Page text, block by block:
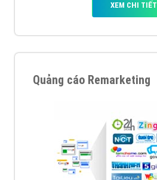
XEM CHI TIẾT
Quảng cáo Remarketing